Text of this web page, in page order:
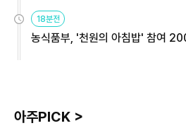
원
18분전
농식품부, '천원의 아침밥' 참여
아주PICK >